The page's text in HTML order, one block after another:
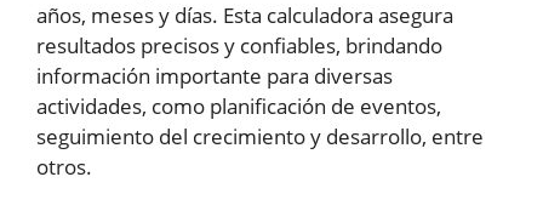
años, meses y días. Esta calculadora asegura
resultados precisos y confiables, brindando
información importante para diversas
actividades, como planificación de eventos,
seguimiento del crecimiento y desarrollo, entre
otros.